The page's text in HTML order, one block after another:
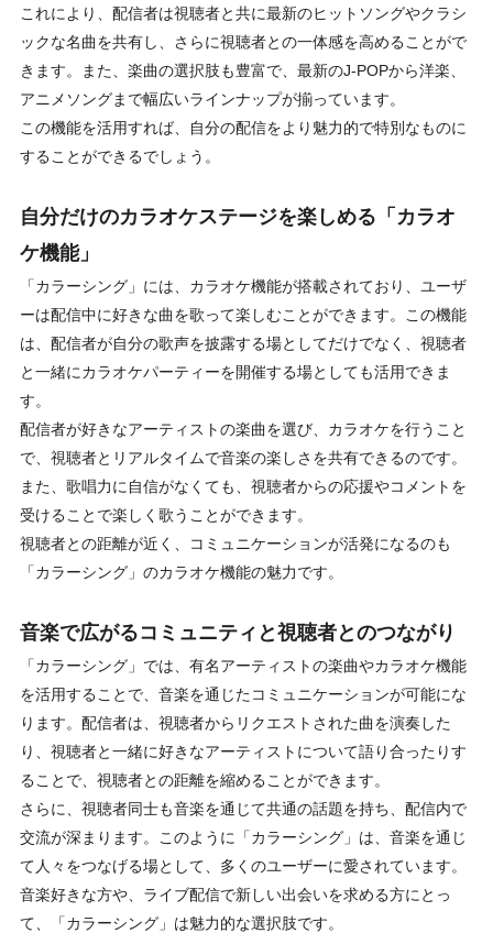
これにより、配信者は視聴者と共に最新のヒットソングやクラシ
ックな名曲を共有し、さらに視聴者との一体感を高めることがで
きます。また、楽曲の選択肢も豊富で、最新のJ-POPから洋楽、
アニメソングまで幅広いラインナップが揃っています。
この機能を活用すれば、自分の配信をより魅力的で特別なものに
することができるでしょう。
自分だけのカラオケステージを楽しめる「カラオ
ケ機能」
「カラーシング」には、カラオケ機能が搭載されており、ユーザ
ーは配信中に好きな曲を歌って楽しむことができます。この機能
は、配信者が自分の歌声を披露する場としてだけでなく、視聴者
と一緒にカラオケパーティーを開催する場としても活用できま
す。
配信者が好きなアーティストの楽曲を選び、カラオケを行うこと
で、視聴者とリアルタイムで音楽の楽しさを共有できるのです。
また、歌唱力に自信がなくても、視聴者からの応援やコメントを
受けることで楽しく歌うことができます。
視聴者との距離が近く、コミュニケーションが活発になるのも
「カラーシング」のカラオケ機能の魅力です。
音楽で広がるコミュニティと視聴者とのつながり
「カラーシング」では、有名アーティストの楽曲やカラオケ機能
を活用することで、音楽を通じたコミュニケーションが可能にな
ります。配信者は、視聴者からリクエストされた曲を演奏した
り、視聴者と一緒に好きなアーティストについて語り合ったりす
ることで、視聴者との距離を縮めることができます。
さらに、視聴者同士も音楽を通じて共通の話題を持ち、配信内で
交流が深まります。このように「カラーシング」は、音楽を通じ
て人々をつなげる場として、多くのユーザーに愛されています。
音楽好きな方や、ライブ配信で新しい出会いを求める方にとっ
て、「カラーシング」は魅力的な選択肢です。